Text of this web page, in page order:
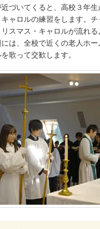
づいてくると、高校３年生
ャロルの練習をします。チ
スマス・キャロルが流れる
は、全校で近くの老人ホー
歌って交歓します。